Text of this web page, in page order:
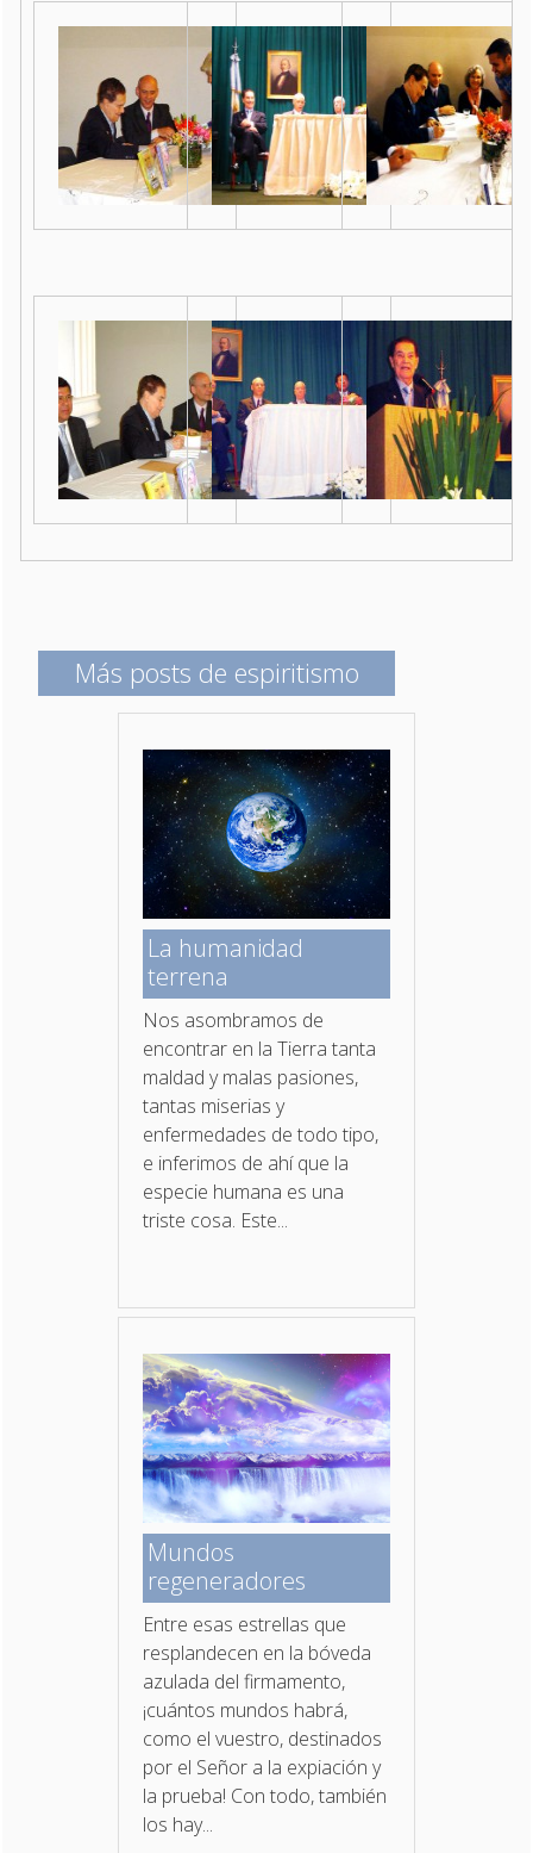
Más posts de espiritismo
La humanidad
terrena
Nos asombramos de
encontrar en la Tierra tanta
maldad y malas pasiones,
tantas miserias y
enfermedades de todo tipo,
e inferimos de ahí que la
especie humana es una
triste cosa. Este...
Mundos
regeneradores
Entre esas estrellas que
resplandecen en la bóveda
azulada del firmamento,
¡cuántos mundos habrá,
como el vuestro, destinados
por el Señor a la expiación y
la prueba! Con todo, también
los hay...